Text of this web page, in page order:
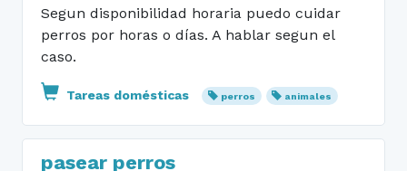
Segun disponibilidad horaria puedo cuidar
perros por horas o días. A hablar segun el
caso.
Tareas domésticas perros animales
pasear perros